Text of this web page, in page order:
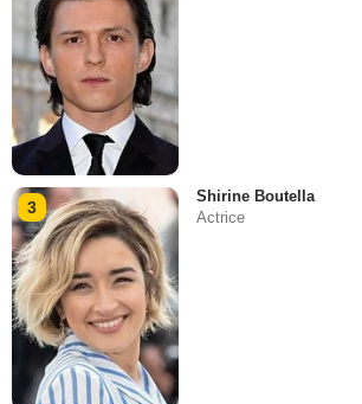
3
Shirine Boutella
Actrice